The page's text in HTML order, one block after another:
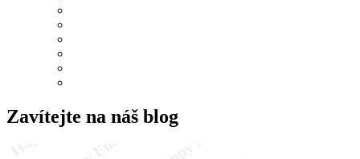
Zavítejte na náš blog